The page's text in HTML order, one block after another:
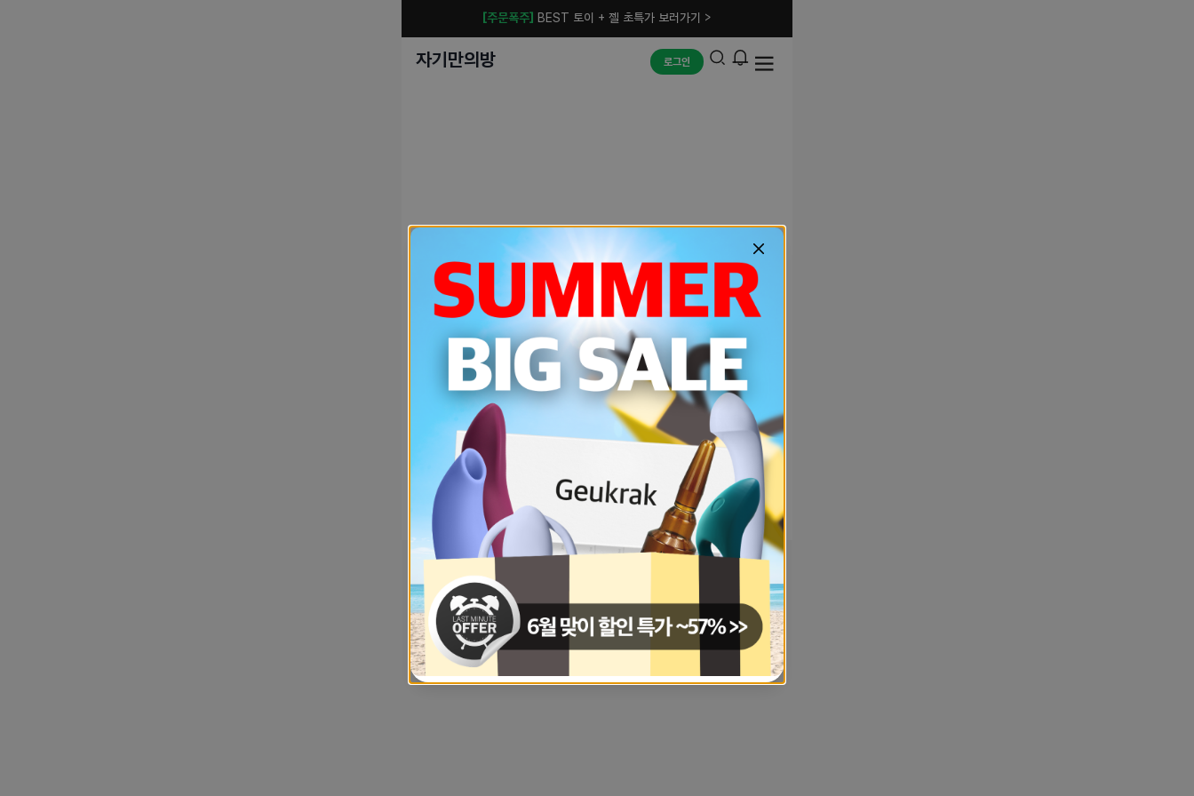
[주문폭주] BEST 토이 + 젤 초특가 보러가기 >
자기만의방 로그인
예상치 못한 에러입니다.